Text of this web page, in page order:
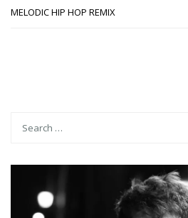
MELODIC HIP HOP REMIX